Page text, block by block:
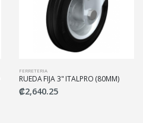
FERRETERIA
RUEDA FIJA 3" ITALPRO (80MM)
₡2,640.25